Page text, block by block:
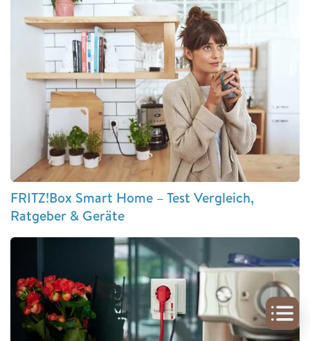
FRITZ!Box Smart Home – Test Vergleich,
Ratgeber & Geräte